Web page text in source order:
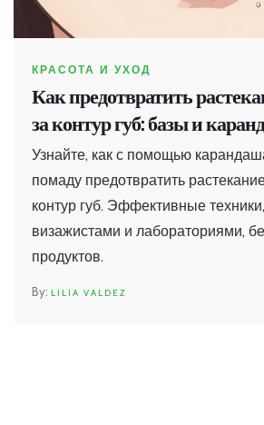
КРАСОТА И УХОД
Как предотвратить
за контур губ: базы и
Узнайте, как с помощью
помаду предотвратить
контур губ. Эффективные
визажистами и лабораториями,
продуктов.
LILIA VALDEZ